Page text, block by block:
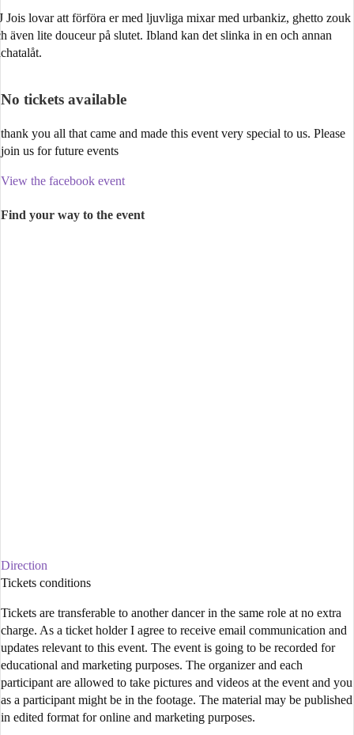
Jois lovar att förföra er med ljuvliga mixar med urbankiz, ghetto zouk
även lite douceur på slutet. Ibland kan det slinka in en och annan
No tickets available
thank you all that came and made this event very special to us. Please
join us for future events
View the facebook event
Find your way to the event
Direction
Tickets conditions
Tickets are transferable to another dancer in the same role at no extra
charge. As a ticket holder I agree to receive email communication and
updates relevant to this event. The event is going to be recorded for
educational and marketing purposes. The organizer and each
participant are allowed to take pictures and videos at the event and you
as a participant might be in the footage. The material may be published
in edited format for online and marketing purposes.